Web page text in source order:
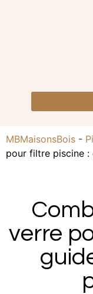
MBMaisonsBois -
pour filtre piscine
verre